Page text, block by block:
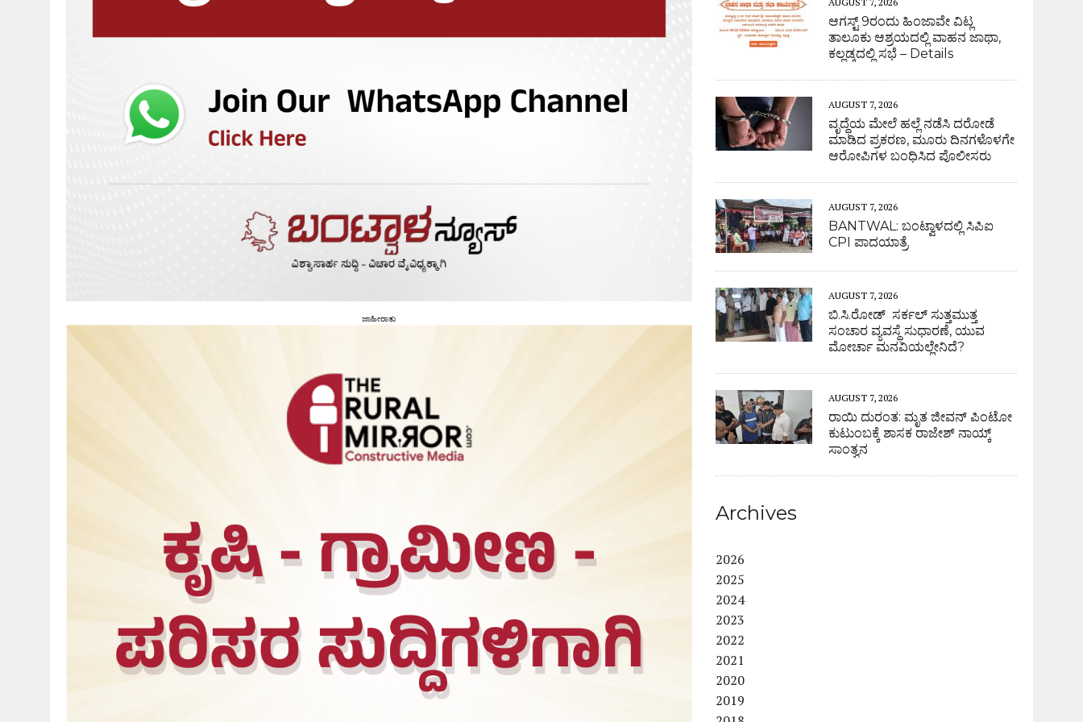
ಜಾಹೀರಾತು
ಆಗಸ್ಟ್ 9ರಂದು ಹಿಂಜಾವೇ ವಿಟ್ಲ
ತಾಲೂಕು ಆಶ್ರಯದಲ್ಲಿ ವಾಹನ ಜಾಥಾ,
ಕಲ್ಲಡ್ಕದಲ್ಲಿ ಸಭೆ – Details
AUGUST 7, 2026
ವೃದ್ಧೆಯ ಮೇಲೆ ಹಲ್ಲೆ ನಡೆಸಿ ದರೋಡೆ
ಮಾಡಿದ ಪ್ರಕರಣ, ಮೂರು ದಿನಗಳೊಳಗೇ
ಆರೋಪಿಗಳ ಬಂಧಿಸಿದ ಪೊಲೀಸರು
AUGUST 7, 2026
BANTWAL: ಬಂಟ್ವಾಳದಲ್ಲಿ ಸಿಪಿಐ
CPI ಪಾದಯಾತ್ರೆ
AUGUST 7, 2026
ಬಿ.ಸಿ.ರೋಡ್ ಸರ್ಕಲ್ ಸುತ್ತಮುತ್ತ
ಸಂಚಾರ ವ್ಯವಸ್ಥೆ ಸುಧಾರಣೆ, ಯುವ
ಮೋರ್ಚಾ ಮನವಿಯಲ್ಲೇನಿದೆ?
AUGUST 7, 2026
ರಾಯಿ ದುರಂತ: ಮೃತ ಜೀವನ್ ಪಿಂಟೋ
ಕುಟುಂಬಕ್ಕೆ ಶಾಸಕ ರಾಜೇಶ್ ನಾಯ್ಕ್
ಸಾಂತ್ವನ
Archives
2026
2025
2024
2023
2022
2021
2020
2019